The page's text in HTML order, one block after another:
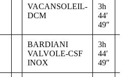
VACANSOLEIL-
DCM
3h
44′
49″
BARDIANI
VALVOLE-CSF
INOX
3h
44′
49″